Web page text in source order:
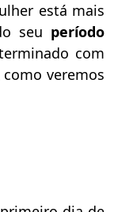
está mais
seu período
com
veremos